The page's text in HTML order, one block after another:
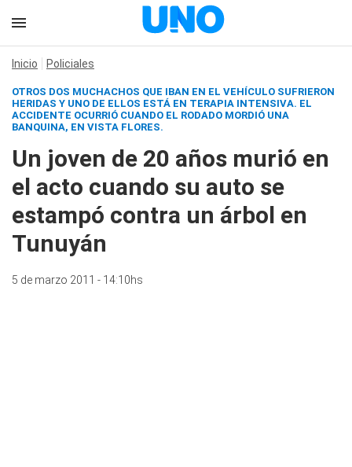
Inicio Policiales
OTROS DOS MUCHACHOS QUE IBAN EN EL VEHÍCULO SUFRIERON
HERIDAS Y UNO DE ELLOS ESTÁ EN TERAPIA INTENSIVA. EL
ACCIDENTE OCURRIÓ CUANDO EL RODADO MORDIÓ UNA
BANQUINA, EN VISTA FLORES.
Un joven de 20 años murió en
el acto cuando su auto se
estampó contra un árbol en
Tunuyán
5 de marzo 2011 - 14:10hs